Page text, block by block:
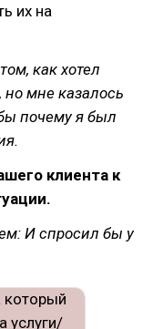
их на
как хотел
но мне казалось
почему я был
клиента к
И спросил бы у